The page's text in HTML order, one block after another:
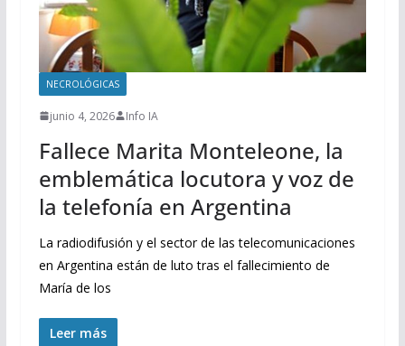
NECROLÓGICAS
junio 4, 2026 Info IA
Fallece Marita Monteleone, la
emblemática locutora y voz de
la telefonía en Argentina
La radiodifusión y el sector de las telecomunicaciones
en Argentina están de luto tras el fallecimiento de
María de los
Leer más